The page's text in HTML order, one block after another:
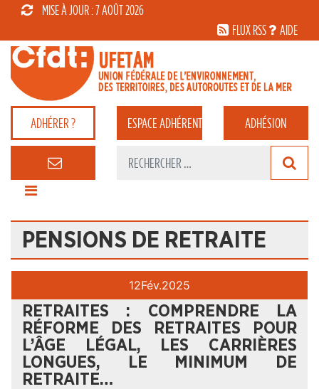
MISE À JOUR : 7 AOÛT 2026
FLUX RSS
AIDE
ADHÉRER ? ESPACEADHÉRENT ADHÉSION
PENSIONS DE RETRAITE
12Fév.2025
RETRAITES : COMPRENDRE LA
RÉFORME DES RETRAITES POUR
L’ÂGE LÉGAL, LES CARRIÈRES
LONGUES, LE MINIMUM DE
RETRAITE…